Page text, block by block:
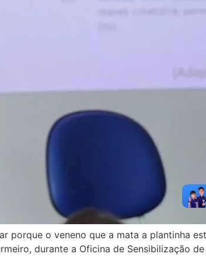
porque o veneno que a mata a plantinha
durante a Oficina de Sensibilização